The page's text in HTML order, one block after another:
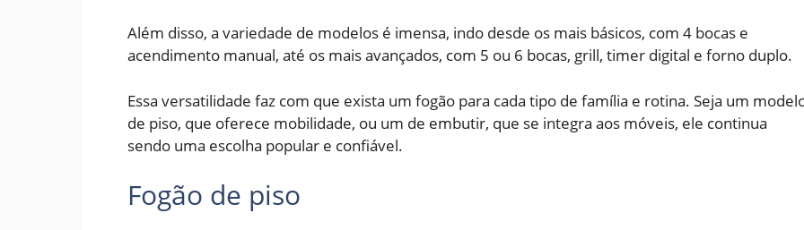
Além disso, a variedade de modelos é imensa, indo desde os mais básicos, com 4 bocas e
acendimento manual, até os mais avançados, com 5 ou 6 bocas, grill, timer digital e forno duplo.
Essa versatilidade faz com que exista um fogão para cada tipo de família e rotina. Seja um
de piso, que oferece mobilidade, ou um de embutir, que se integra aos móveis, ele continua
sendo uma escolha popular e confiável.
Fogão de piso